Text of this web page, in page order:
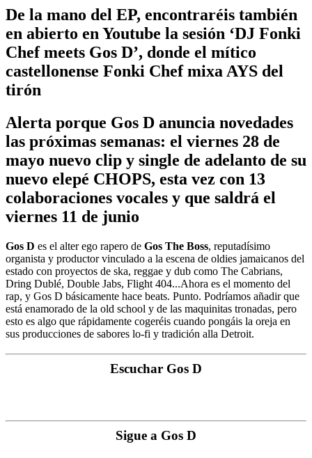
De la mano del EP, encontraréis también
en abierto en Youtube la sesión ‘DJ Fonki
Chef meets Gos D’, donde el mítico
castellonense Fonki Chef mixa AYS del
tirón
Alerta porque Gos D anuncia novedades
las próximas semanas: el viernes 28 de
mayo nuevo clip y single de adelanto de su
nuevo elepé CHOPS, esta vez con 13
colaboraciones vocales y que saldrá el
viernes 11 de junio
Gos D es el alter ego rapero de Gos The Boss, reputadísimo
organista y productor vinculado a la escena de oldies jamaicanos del
estado con proyectos de ska, reggae y dub como The Cabrians,
Dring Dublé, Double Jabs, Flight 404...Ahora es el momento del
rap, y Gos D básicamente hace beats. Punto. Podríamos añadir que
está enamorado de la old school y de las maquinitas tronadas, pero
esto es algo que rápidamente cogeréis cuando pongáis la oreja en
sus producciones de sabores lo-fi y tradición alla Detroit.
Escuchar Gos D
Sigue a Gos D